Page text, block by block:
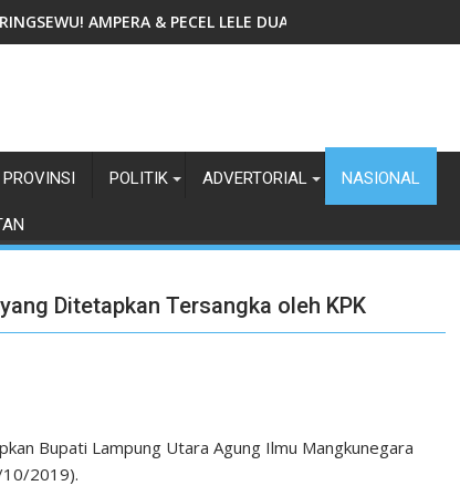
AMPERA & PECEL LELE DUA GADIS TAWARKAN
PROVINSI POLITIK ADVERTORIAL NASIONAL
Ditetapkan Tersangka oleh KPK
Bupati Lampung Utara Agung Ilmu Mangkunegara
10/2019).